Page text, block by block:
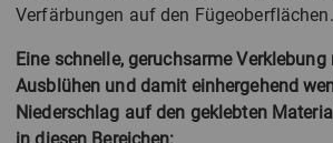
Verfärbungen auf den Fügeoberflächen.
Eine schnelle, geruchsarme
Ausblühen und damit einhergehend
Niederschlag auf den geklebten
in diesen Bereichen: